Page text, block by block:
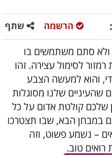
שתף הרשמה
ולא סתם משתמשים בו
לסימול עצירה. זהו
והוא למעשה הצבע
שהעיניים שלנו מסוגלות
שלכם קולטת אדום על כל
במבחן הבא, שבו תצטרכו
– נשמע פשוט, וזה
טוב.